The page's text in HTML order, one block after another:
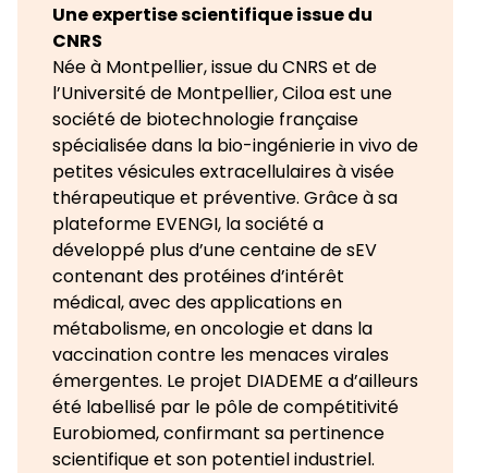
Une expertise scientifique issue du
CNRS
Née à Montpellier, issue du CNRS et de
l’Université de Montpellier, Ciloa est une
société de biotechnologie française
spécialisée dans la bio-ingénierie in vivo de
petites vésicules extracellulaires à visée
thérapeutique et préventive. Grâce à sa
plateforme EVENGI, la société a
développé plus d’une centaine de sEV
contenant des protéines d’intérêt
médical, avec des applications en
métabolisme, en oncologie et dans la
vaccination contre les menaces virales
émergentes. Le projet DIADEME a d’ailleurs
été labellisé par le pôle de compétitivité
Eurobiomed, confirmant sa pertinence
scientifique et son potentiel industriel.